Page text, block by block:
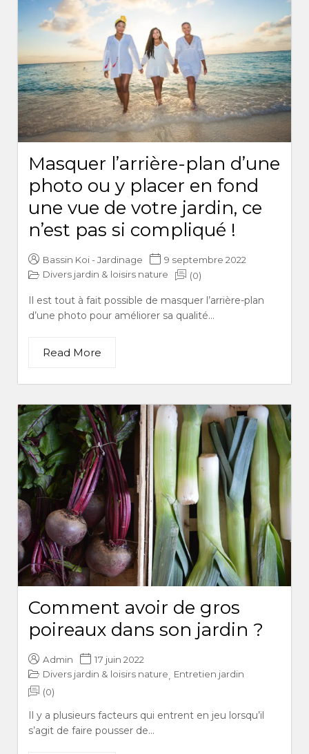
Masquer l’arrière-plan d’une
photo ou y placer en fond
une vue de votre jardin, ce
n’est pas si compliqué !
Bassin Koi - Jardinage
9 septembre 2022
Divers jardin & loisirs nature
(0)
Il est tout à fait possible de masquer l’arrière-plan
d’une photo pour améliorer sa qualité...
Read More
Comment avoir de gros
poireaux dans son jardin ?
Admin
17 juin 2022
Divers jardin & loisirs nature, Entretien jardin
(0)
Il y a plusieurs facteurs qui entrent en jeu lorsqu’il
s’agit de faire pousser de...